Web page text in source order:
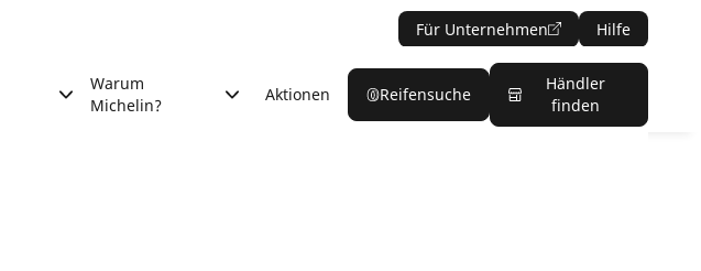
Für Unternehmen Hilfe
Warum
Michelin?
Aktionen Reifensuche
Händler
finden